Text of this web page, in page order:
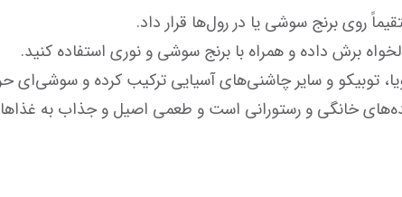
برش داده و همراه با برنج سوشی و نوری استفاده کنید.